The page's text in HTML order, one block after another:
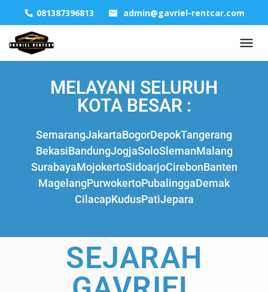
081387396813 admin@gavriel-rentcar.com
MELAYANI SELURUH
KOTA BESAR :
SemarangJakartaBogorDepokTangerang
BekasiBandungJogjaSoloSlemanMalang
SurabayaMojokertoSidoarjoCirebonBanten
MagelangPurwokertoPubalinggaDemak
CilacapKudusPatiJepara
SEJARAH